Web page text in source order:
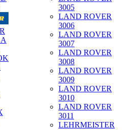
3005
LAND ROVER
3006
LAND ROVER
3007
LAND ROVER
3008
LAND ROVER
3009
LAND ROVER
3010
LAND ROVER
3011
LEHRMEISTER